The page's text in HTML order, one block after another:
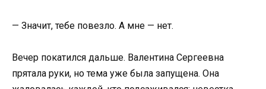
— Значит, тебе повезло. А мне — нет.
Вечер покатился дальше. Валентина Сергеевна
прятала руки, но тема уже была запущена. Она